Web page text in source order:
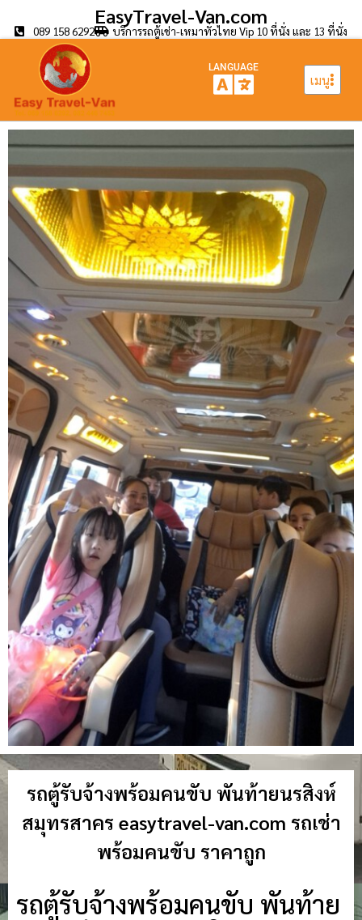
EasyTravel-Van.com
089 158 6292 บริการรถตู้เช่า-เหมาทั่วไทย Vip 10 ที่นั่ง และ 13 ที่นั่ง
เมนู
LANGUAGE
รถตู้รับจ้างพร้อมคนขับ พันท้ายนรสิงห์
สมุทรสาคร easytravel-van.com รถเช่า
พร้อมคนขับ ราคาถูก
รถตู้รับจ้างพร้อมคนขับ พันท้าย